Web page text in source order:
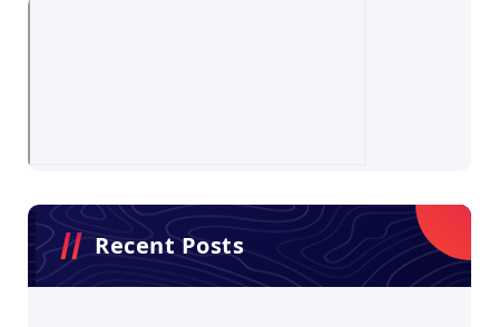
Recent Posts